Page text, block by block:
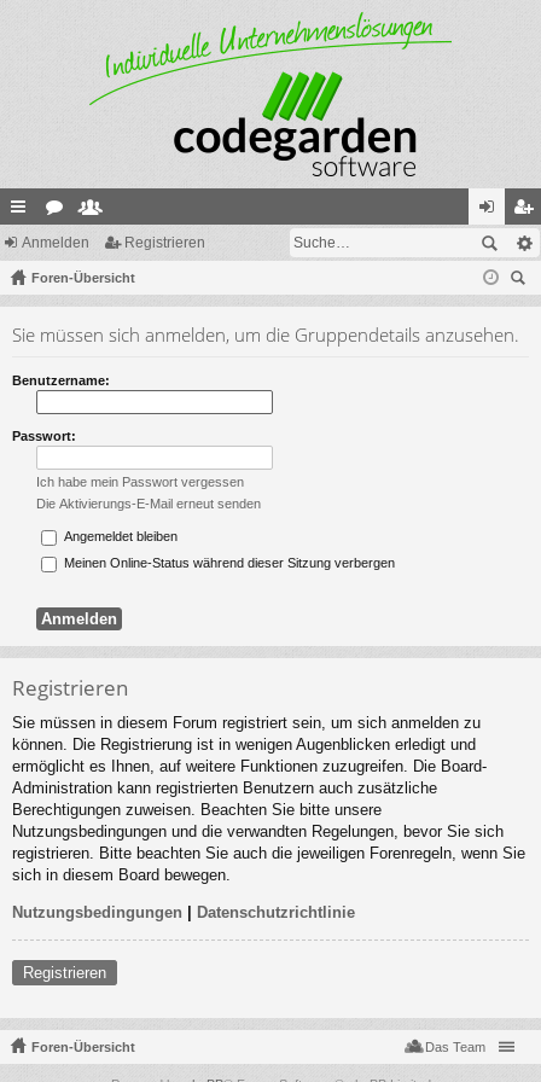
ch
ne
riff
or
en
itg
lie
n
m
eg
ist
Anmelden Registrieren
Foren-Übersicht
uc
Sie müssen sich anmelden, um die Gruppendetails anzusehen.
Benutzername:
Passwort:
Ich habe mein Passwort vergessen
Die Aktivierungs-E-Mail erneut senden
Angemeldet bleiben
Meinen Online-Status während dieser Sitzung verbergen
Registrieren
Sie müssen in diesem Forum registriert sein, um sich anmelden zu
können. Die Registrierung ist in wenigen Augenblicken erledigt und
ermöglicht es Ihnen, auf weitere Funktionen zuzugreifen. Die Board-
Administration kann registrierten Benutzern auch zusätzliche
Berechtigungen zuweisen. Beachten Sie bitte unsere
Nutzungsbedingungen und die verwandten Regelungen, bevor Sie sich
registrieren. Bitte beachten Sie auch die jeweiligen Forenregeln, wenn Sie
sich in diesem Board bewegen.
Nutzungsbedingungen | Datenschutzrichtlinie
Registrieren
Foren-Übersicht Das Team